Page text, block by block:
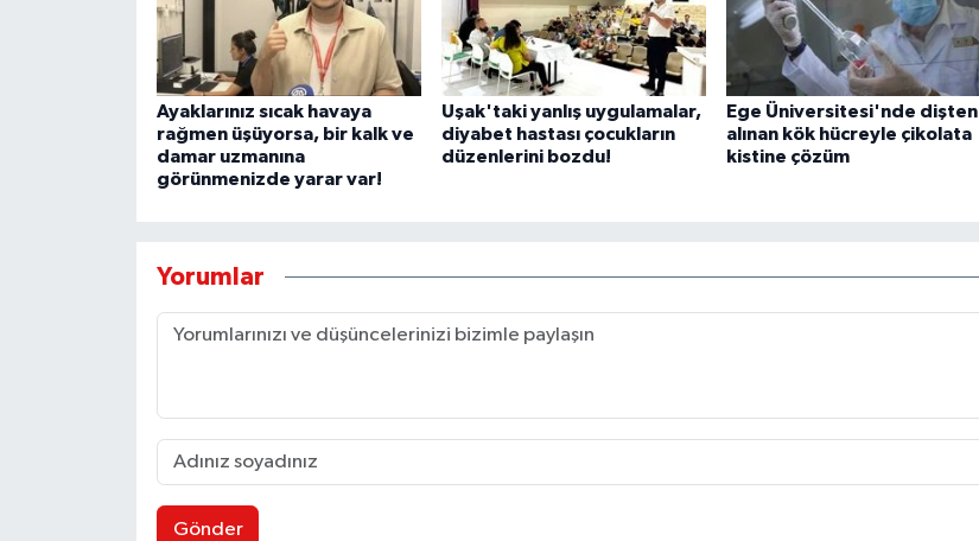
Ayaklarınız sıcak havaya
rağmen üşüyorsa, bir kalk ve
damar uzmanına
görünmenizde yarar var!
Uşak'taki yanlış uygulamalar,
diyabet hastası çocukların
düzenlerini bozdu!
Ege Üniversitesi'nde dişten
alınan kök hücreyle çikolata
kistine çözüm
Yorumlar
Gönder